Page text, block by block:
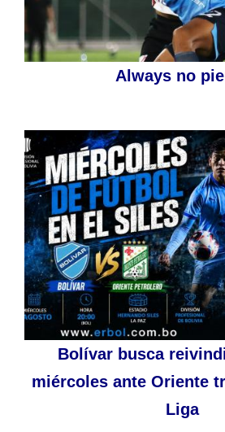
Always no
Bolívar busca
miércoles ante Oriente
Liga